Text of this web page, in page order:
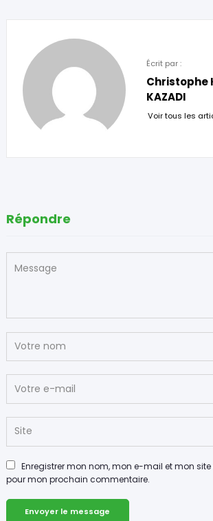
Écrit par :
Christophe
KAZADI
Voir tous les
Répondre
Enregistrer mon nom, mon e-mail et mon
pour mon prochain commentaire.